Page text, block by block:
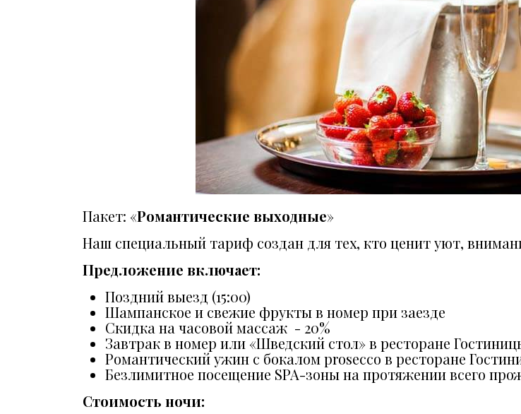
Пакет: «Романтические выходные»
Наш специальный тариф создан для тех, кто ценит уют,
Предложение включает:
Поздний выезд (15:00)
Шампанское и свежие фрукты в номер при заезде
Скидка на часовой массаж - 20%
Завтрак в номер или «Шведский стол» в ресторане
Романтический ужин с бокалом prosecco в ресторане
Безлимитное посещение SPA-зоны на протяжении всего
Стоимость ночи: